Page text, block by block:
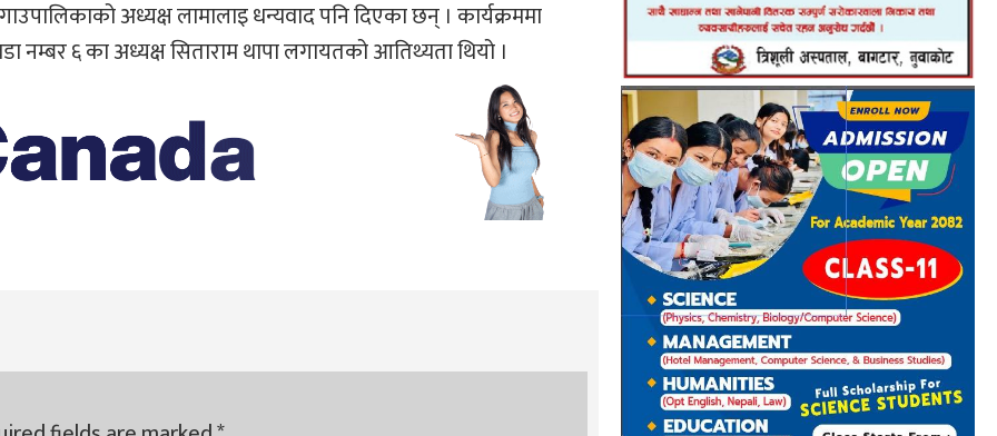
अध्यक्ष लामालाइ धन्यवाद पनि दिएका छन् । कार्यक्रममा
नम्बर ६ का अध्यक्ष सिताराम थापा लगायतको आतिथ्यता थियो ।